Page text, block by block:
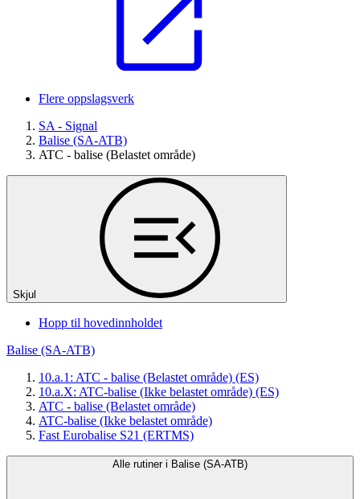
Flere oppslagsverk
SA - Signal
Balise (SA-ATB)
ATC - balise (Belastet område)
Skjul
Hopp til hovedinnholdet
Balise (SA-ATB)
10.a.1: ATC - balise (Belastet område) (ES)
10.a.X: ATC-balise (Ikke belastet område) (ES)
ATC - balise (Belastet område)
ATC-balise (Ikke belastet område)
Fast Eurobalise S21 (ERTMS)
Alle rutiner i Balise (SA-ATB)